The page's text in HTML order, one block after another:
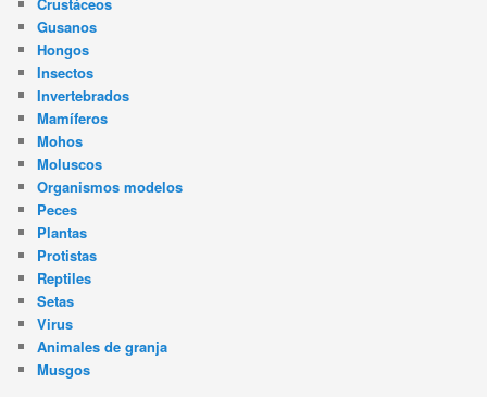
Gusanos
Hongos
Insectos
Invertebrados
Mamíferos
Mohos
Moluscos
Organismos modelos
Peces
Plantas
Protistas
Reptiles
Setas
Virus
Animales de granja
Musgos